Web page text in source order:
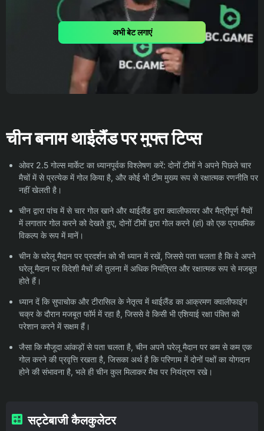
अभी बेट लगाएं
चीन बनाम थाईलैंड पर मुफ्त टिप्स
ओवर 2.5 गोल्स मार्केट का ध्यानपूर्वक विश्लेषण करें: दोनों टीमों ने अपने पिछले चार
मैचों में से प्रत्येक में गोल किया है, और कोई भी टीम मुख्य रूप से रक्षात्मक रणनीति पर
नहीं खेलती है।
चीन द्वारा पांच में से चार गोल खाने और थाईलैंड द्वारा क्वालीफायर और मैत्रीपूर्ण मैचों
में लगातार गोल करने को देखते हुए, दोनों टीमों द्वारा गोल करने (हां) को एक प्राथमिक
विकल्प के रूप में मानें।
चीन के घरेलू मैदान पर प्रदर्शन को भी ध्यान में रखें, जिससे पता चलता है कि वे अपने
घरेलू मैदान पर विदेशी मैचों की तुलना में अधिक नियंत्रित और रक्षात्मक रूप से मजबूत
होते हैं।
ध्यान दें कि सुपाचोक और टीरासिल के नेतृत्व में थाईलैंड का आक्रमण क्वालीफाइंग
चक्र के दौरान मजबूत फॉर्म में रहा है, जिससे वे किसी भी एशियाई रक्षा पंक्ति को
परेशान करने में सक्षम हैं।
जैसा कि मौजूदा आंकड़ों से पता चलता है, चीन अपने घरेलू मैदान पर कम से कम एक
गोल करने की प्रवृत्ति रखता है, जिसका अर्थ है कि परिणाम में दोनों पक्षों का योगदान
होने की संभावना है, भले ही चीन कुल मिलाकर मैच पर नियंत्रण रखे।
सट्टेबाजी कैलकुलेटर